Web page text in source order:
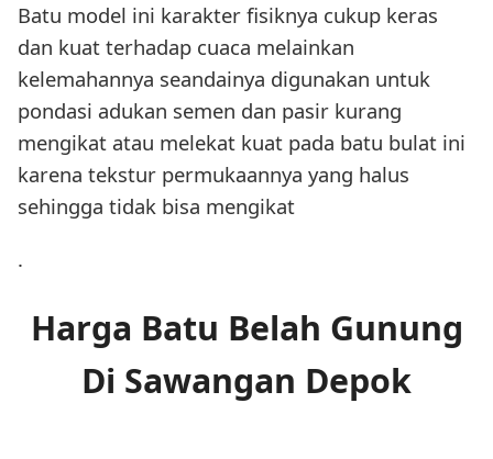
Batu model ini karakter fisiknya cukup keras
dan kuat terhadap cuaca melainkan
kelemahannya seandainya digunakan untuk
pondasi adukan semen dan pasir kurang
mengikat atau melekat kuat pada batu bulat ini
karena tekstur permukaannya yang halus
sehingga tidak bisa mengikat
.
Harga Batu Belah Gunung
Di Sawangan Depok